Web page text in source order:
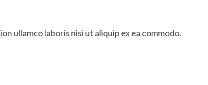
ullamco laboris nisi ut aliquip ex ea commodo.